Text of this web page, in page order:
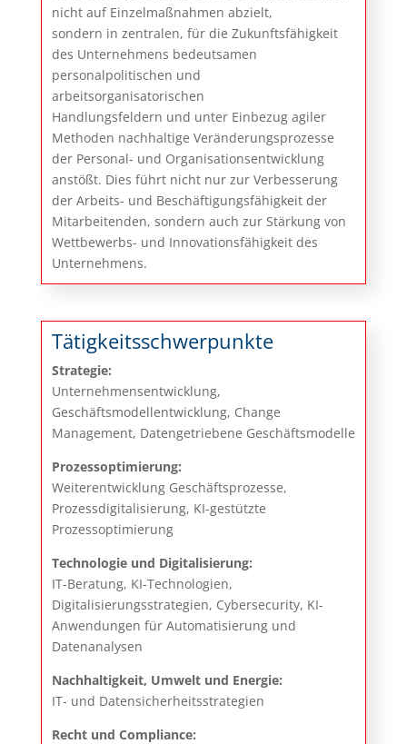
nicht auf Einzelmaßnahmen abzielt,
sondern in zentralen, für die Zukunftsfähigkeit
des Unternehmens bedeutsamen
personalpolitischen und
arbeitsorganisatorischen
Handlungsfeldern und unter Einbezug agiler
Methoden nachhaltige Veränderungsprozesse
der Personal- und Organisationsentwicklung
anstößt. Dies führt nicht nur zur Verbesserung
der Arbeits- und Beschäftigungsfähigkeit der
Mitarbeitenden, sondern auch zur Stärkung von
Wettbewerbs- und Innovationsfähigkeit des
Unternehmens.
Tätigkeitsschwerpunkte
Strategie:
Unternehmensentwicklung,
Geschäftsmodellentwicklung, Change
Management, Datengetriebene Geschäftsmodelle
Prozessoptimierung:
Weiterentwicklung Geschäftsprozesse,
Prozessdigitalisierung, KI-gestützte
Prozessoptimierung
Technologie und Digitalisierung:
IT-Beratung, KI-Technologien,
Digitalisierungsstrategien, Cybersecurity, KI-
Anwendungen für Automatisierung und
Datenanalysen
Nachhaltigkeit, Umwelt und Energie:
IT- und Datensicherheitsstrategien
Recht und Compliance: